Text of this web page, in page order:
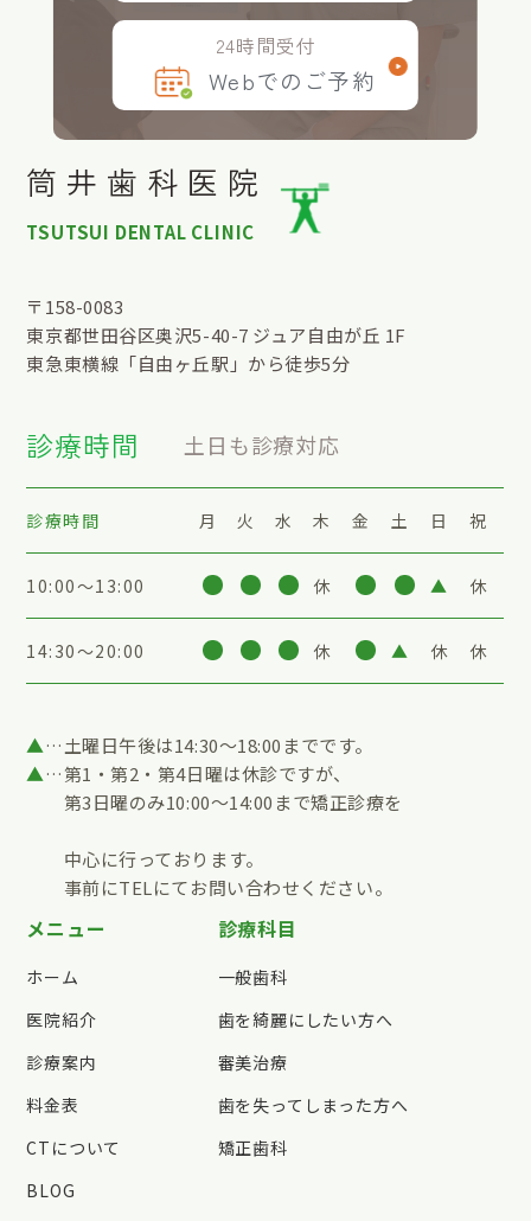
24時間受付
Webでのご予約
筒井歯科医院
TSUTSUI DENTAL CLINIC
〒158-0083
東京都世田谷区奥沢5-40-7 ジュア自由が丘 1F
東急東横線「自由ヶ丘駅」から徒歩5分
診療時間 土日も診療対応
診療時間 月 火 水 木 金 土 日 祝
10:00〜13:00 休 ▲ 休
14:30〜20:00 休 ▲ 休 休
▲…土曜日午後は14:30～18:00までです。
▲…第1・第2・第4日曜は休診ですが、
第3日曜のみ10:00～14:00まで矯正診療を
中心に行っております。
事前にTELにてお問い合わせください。
メニュー
ホーム
医院紹介
診療案内
料金表
CTについて
BLOG
診療科目
一般歯科
歯を綺麗にしたい方へ
審美治療
歯を失ってしまった方へ
矯正歯科